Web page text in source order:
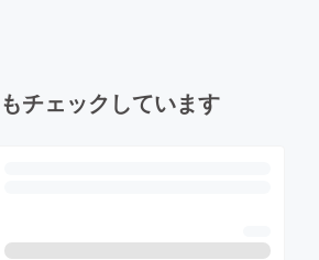
チェックしています